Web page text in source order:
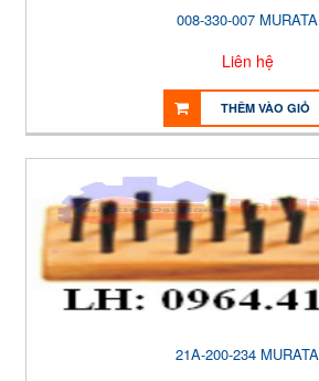
008-330-007 MURATA
Liên hệ
THÊM VÀO GIỎ
21A-200-234 MURATA